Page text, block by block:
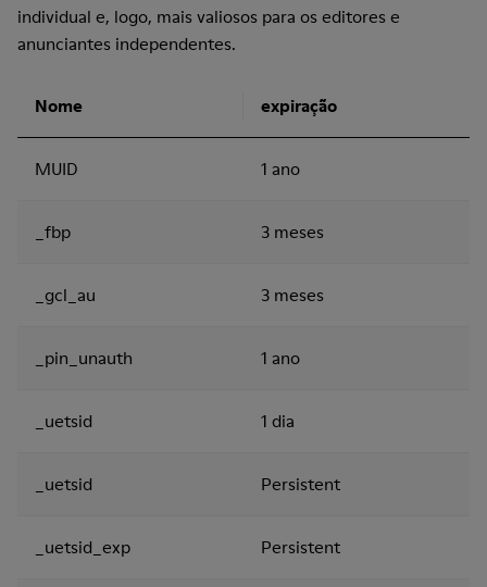
individual e, logo, mais valiosos para os editores e
anunciantes independentes.
Nome expiração
MUID 1 ano
_fbp 3 meses
_gcl_au 3 meses
_pin_unauth 1 ano
_uetsid 1 dia
_uetsid Persistent
_uetsid_exp Persistent